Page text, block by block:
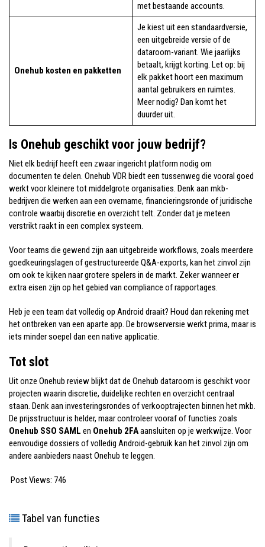
met bestaande accounts.
Onehub kosten en pakketten
Je kiest uit een standaardversie,
een uitgebreide versie of de
dataroom-variant. Wie jaarlijks
betaalt, krijgt korting. Let op: bij
elk pakket hoort een maximum
aantal gebruikers en ruimtes.
Meer nodig? Dan komt het
duurder uit.
Is Onehub geschikt voor jouw bedrijf?
Niet elk bedrijf heeft een zwaar ingericht platform nodig om
documenten te delen. Onehub VDR biedt een tussenweg die vooral goed
werkt voor kleinere tot middelgrote organisaties. Denk aan mkb-
bedrijven die werken aan een overname, financieringsronde of juridische
controle waarbij discretie en overzicht telt. Zonder dat je meteen
verstrikt raakt in een complex systeem.
Voor teams die gewend zijn aan uitgebreide workflows, zoals meerdere
goedkeuringslagen of gestructureerde Q&A-exports, kan het zinvol zijn
om ook te kijken naar grotere spelers in de markt. Zeker wanneer er
extra eisen zijn op het gebied van compliance of rapportages.
Heb je een team dat volledig op Android draait? Houd dan rekening met
het ontbreken van een aparte app. De browserversie werkt prima, maar is
iets minder soepel dan een native applicatie.
Tot slot
Uit onze Onehub review blijkt dat de Onehub dataroom is geschikt voor
projecten waarin discretie, duidelijke rechten en overzicht centraal
staan. Denk aan investeringsrondes of verkooptrajecten binnen het mkb.
De prijsstructuur is helder, maar controleer vooraf of functies zoals
Onehub SSO SAML en Onehub 2FAaansluiten op je werkwijze. Voor
eenvoudige dossiers of volledig Android-gebruik kan het zinvol zijn om
andere aanbieders naast Onehub te leggen.
Post Views: 746
Tabel van functies